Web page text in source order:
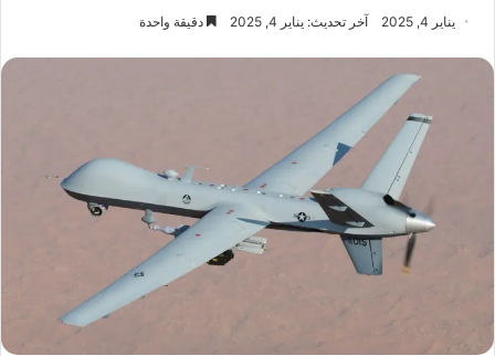
يناير 4, 2025 آخر تحديث: يناير 4, 2025 دقيقة واحدة